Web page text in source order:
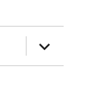
rozwiń
menu
potomne